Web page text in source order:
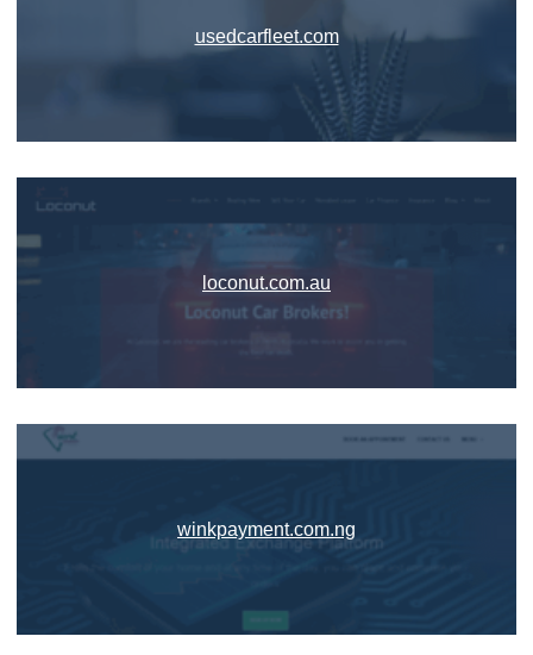
usedcarfleet.com
loconut.com.au
winkpayment.com.ng